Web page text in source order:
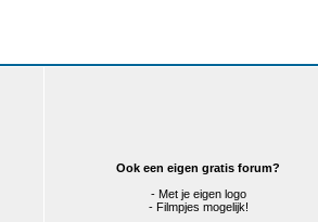
Ook een eigen gratis forum?
- Met je eigen logo
- Filmpjes mogelijk!